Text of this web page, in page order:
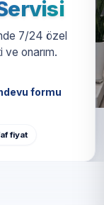
7/24 özel
onarım.
formu
fiyat